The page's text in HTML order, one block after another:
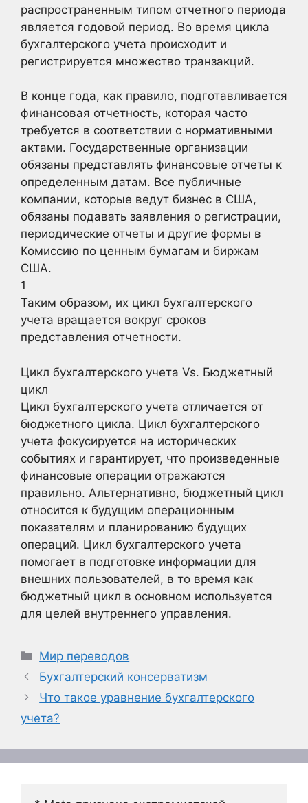
распространенным типом отчетного периода
является годовой период. Во время цикла
бухгалтерского учета происходит и
регистрируется множество транзакций.
В конце года, как правило, подготавливается
финансовая отчетность, которая часто
требуется в соответствии с нормативными
актами. Государственные организации
обязаны представлять финансовые отчеты к
определенным датам. Все публичные
компании, которые ведут бизнес в США,
обязаны подавать заявления о регистрации,
периодические отчеты и другие формы в
Комиссию по ценным бумагам и биржам
США.
1
Таким образом, их цикл бухгалтерского
учета вращается вокруг сроков
представления отчетности.
Цикл бухгалтерского учета Vs. Бюджетный
цикл
Цикл бухгалтерского учета отличается от
бюджетного цикла. Цикл бухгалтерского
учета фокусируется на исторических
событиях и гарантирует, что произведенные
финансовые операции отражаются
правильно. Альтернативно, бюджетный цикл
относится к будущим операционным
показателям и планированию будущих
операций. Цикл бухгалтерского учета
помогает в подготовке информации для
внешних пользователей, в то время как
бюджетный цикл в основном используется
для целей внутреннего управления.
Рубрики
Мир переводов
Бухгалтерский консерватизм
Что такое уравнение бухгалтерского
учета?